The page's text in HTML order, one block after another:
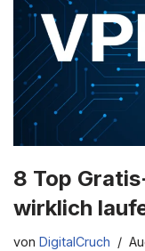
8 Top
wirklich
von DigitalCruch